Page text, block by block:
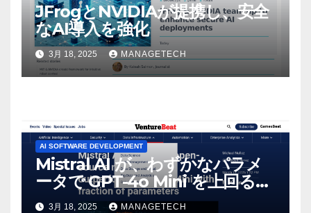
JFrogとNVIDIAが提携し、安全
なAI導入を強化
3月 18, 2025 MANAGETECH
AI SOFTWARE DEVELOPMENT
Mistral AI が、わずかなパラメ
ータで GPT-4o Mini を上回る新
しいオープンソース モデルをリ
3月 18, 2025 MANAGETECH